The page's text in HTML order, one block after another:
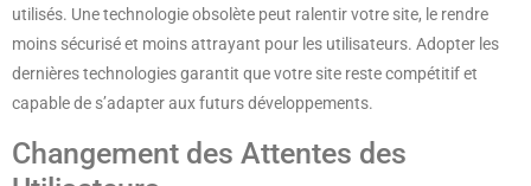
utilisés. Une technologie obsolète peut ralentir votre site, le rendre
moins sécurisé et moins attrayant pour les utilisateurs. Adopter les
dernières technologies garantit que votre site reste compétitif et
capable de s’adapter aux futurs développements.
Changement des Attentes des